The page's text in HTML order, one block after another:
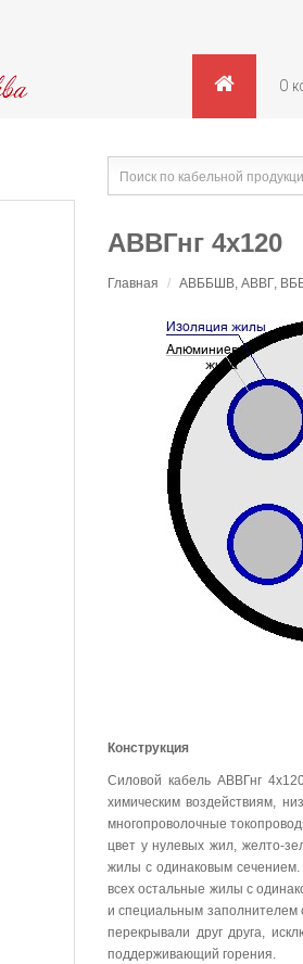
О
АВВГнг 4х120
Главная / АВББШВ, АВВГ,
Конструкция
Силовой кабель АВВГнг
химическим воздействиям,
многопроволочные
цвет у нулевых жил, желто-
жилы с одинаковым
всех остальные жилы с
и специальным заполнителем
перекрывали друг друга,
поддерживающий горения.